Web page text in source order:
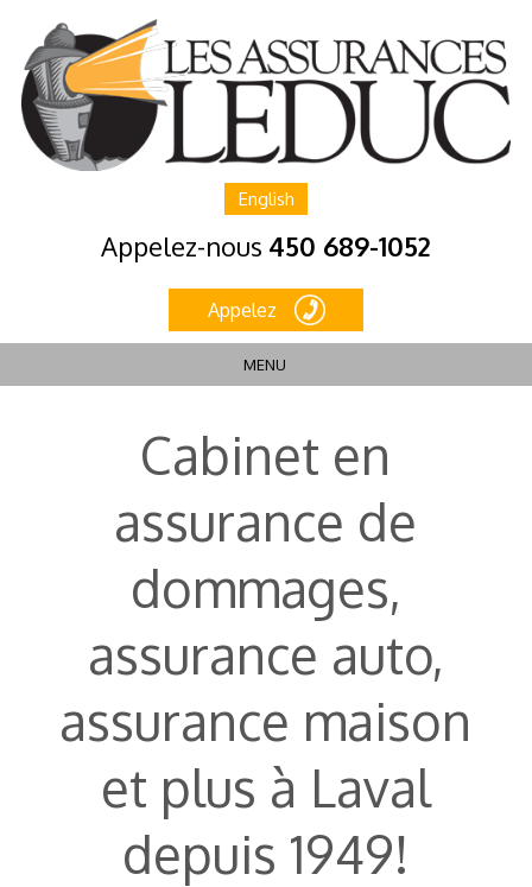
English
Appelez-nous 450 689-1052
Appelez
MENU
Cabinet en
assurance de
dommages,
assurance auto,
assurance maison
et plus à Laval
depuis 1949!